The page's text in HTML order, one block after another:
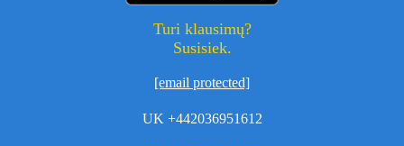
Turi klausimų?
Susisiek.
[email protected]
UK +442036951612